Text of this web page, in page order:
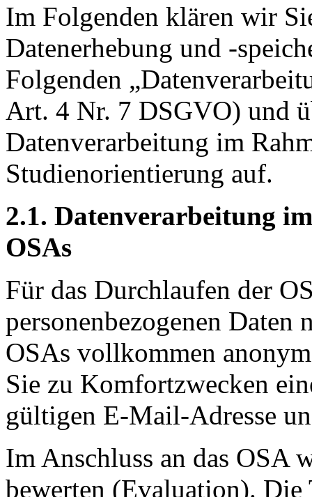
Im Folgenden klären wir
Datenerhebung und -
Folgenden
Art. 4 Nr. 7 DSGVO) und
Datenverarbeitung im
Studienorientierung auf.
2.1. Datenverarbeitung
OSAs
Für das Durchlaufen der
personenbezogenen
OSAs vollkommen
Sie zu Komfortzwecken
gültigen E-Mail-Adresse
Im Anschluss an das OSA
bewerten (Evaluation).